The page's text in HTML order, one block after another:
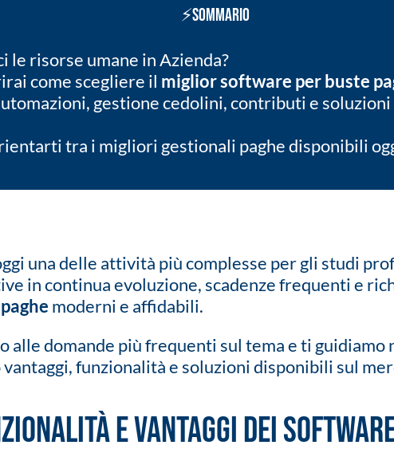
⚡Sommario
le risorse umane in Azienda?
come scegliere il miglior software per buste
gestione cedolini, contributi e soluzioni
tra i migliori gestionali paghe disponibili
una delle attività più complesse per gli studi
in continua evoluzione, scadenze frequenti e
moderni e affidabili.
alle domande più frequenti sul tema e ti guidiamo
vantaggi, funzionalità e soluzioni disponibili sul
e vantaggi dei